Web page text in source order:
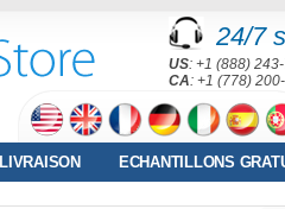
24/7
US: +1 (888)
CA: +1 (778)
LIVRAISON ECHANTILLONS